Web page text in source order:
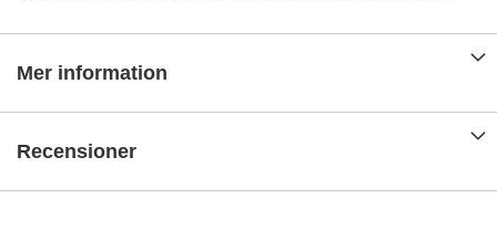
Mer information
Recensioner